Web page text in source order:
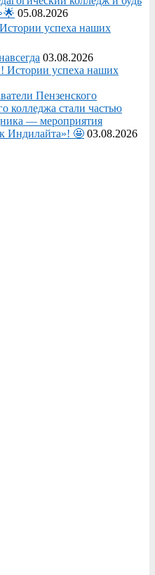
05.08.2026
успеха наших
03.08.2026
Истории успеха наших
Пензенского
колледжа стали частью
— мероприятия
Индилайта»! 🤩 03.08.2026